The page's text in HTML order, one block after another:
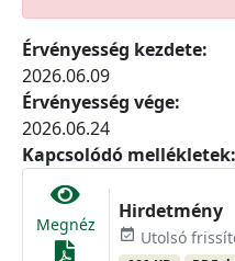
Érvényesség kezdete:
2026.06.09
Érvényesség vége:
2026.06.24
Kapcsolódó mellékletek:
Megnéz
Hirdetmény
event_available Utolsó